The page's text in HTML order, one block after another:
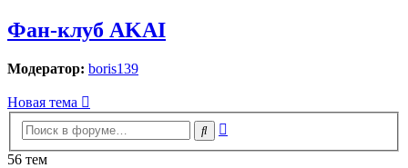
Фан-клуб AKAI
Модератор: boris139
Новая тема
Поиск
56 тем